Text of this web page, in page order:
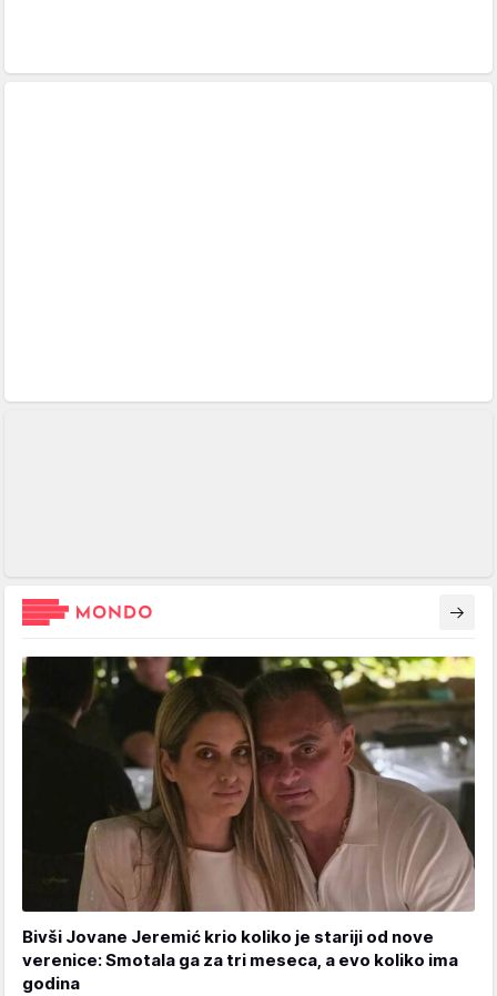
Bivši Jovane Jeremić krio koliko je stariji od nove
verenice: Smotala ga za tri meseca, a evo koliko ima
godina